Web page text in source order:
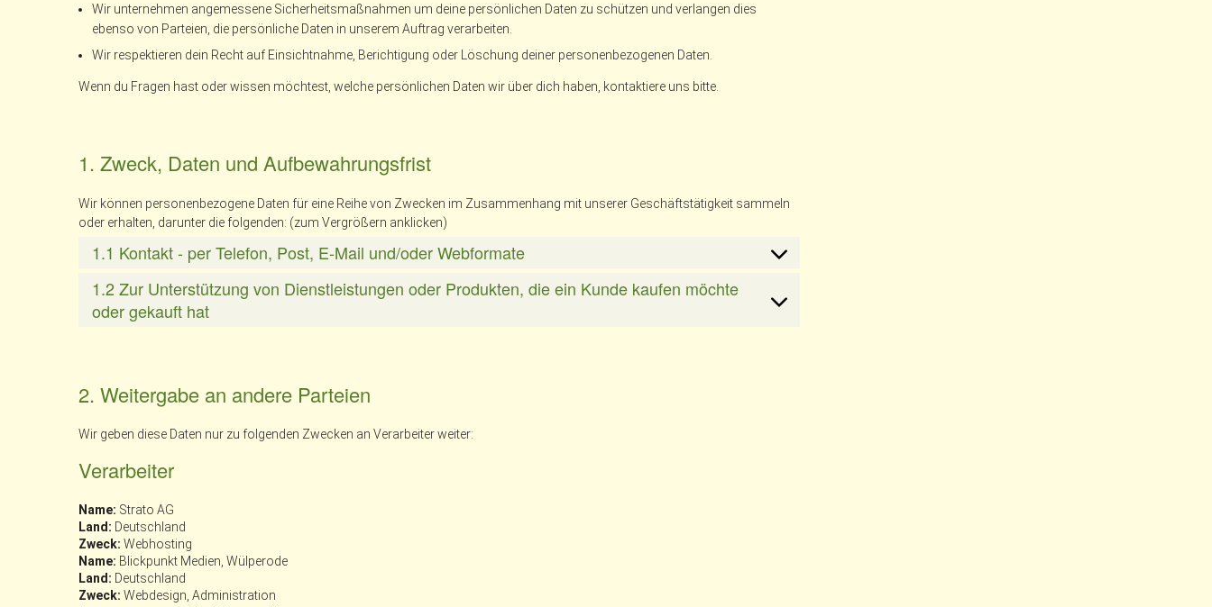
Wir unternehmen angemessene Sicherheitsmaßnahmen um deine persönlichen Daten zu schützen und verlangen dies
ebenso von Parteien, die persönliche Daten in unserem Auftrag verarbeiten.
Wir respektieren dein Recht auf Einsichtnahme, Berichtigung oder Löschung deiner personenbezogenen Daten.
Wenn du Fragen hast oder wissen möchtest, welche persönlichen Daten wir über dich haben, kontaktiere uns bitte.
1. Zweck, Daten und Aufbewahrungsfrist
Wir können personenbezogene Daten für eine Reihe von Zwecken im Zusammenhang mit unserer Geschäftstätigkeit sammeln
oder erhalten, darunter die folgenden: (zum Vergrößern anklicken)
1.1 Kontakt - per Telefon, Post, E-Mail und/oder Webformate
1.2 Zur Unterstützung von Dienstleistungen oder Produkten, die ein Kunde kaufen möchte
oder gekauft hat
2. Weitergabe an andere Parteien
Wir geben diese Daten nur zu folgenden Zwecken an Verarbeiter weiter:
Verarbeiter
Name: Strato AG
Land: Deutschland
Zweck: Webhosting
Name: Blickpunkt Medien, Wülperode
Land: Deutschland
Zweck: Webdesign, Administration